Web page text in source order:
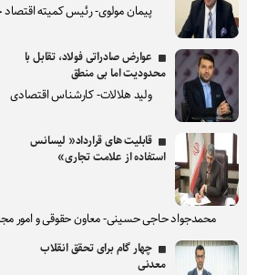
پیمان مولوی- رئیس کمیته اقتصاد
عوارض صادراتی فولاد، تقابل با
محدودیت اما بی منطق
ولید هلالات- کارشناس اقتصادی
قابلیت های قرارداد« لیسانس
استفاده از علامت تجاری»
محمدجواد حاجی حسینی- معاون حقوقی و امور
چهار گام برای تحقق انقلاب
معدنی